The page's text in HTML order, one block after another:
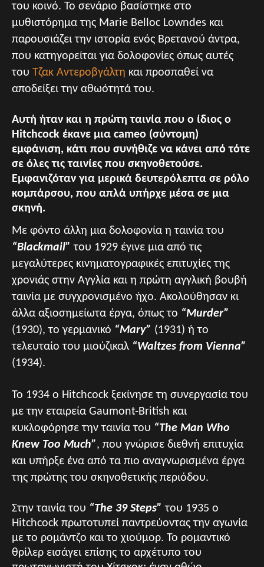
του κοινό. Το σενάριο βασίστηκε στο
μυθιστόρημα της Marie Belloc Lowndes και
παρουσιάζει την ιστορία ενός Βρετανού άντρα,
που κατηγορείται για δολοφονίες όπως αυτές
του Τζακ Αντεροβγάλτη και προσπαθεί να
αποδείξει την αθωότητά του.
Αυτή ήταν και η πρώτη ταινία που ο ίδιος ο
Hitchcock έκανε μια cameo (σύντομη)
εμφάνιση, κάτι που συνήθιζε να κάνει από τότε
σε όλες τις ταινίες που σκηνοθετούσε.
Εμφανιζόταν για μερικά δευτερόλεπτα σε ρόλο
κομπάρσου, που απλά υπήρχε μέσα σε μια
σκηνή.
Με φόντο άλλη μια δολοφονία η ταινία του
“Blackmail” του 1929 έγινε μια από τις
μεγαλύτερες κινηματογραφικές επιτυχίες της
χρονιάς στην Αγγλία και η πρώτη αγγλική βουβή
ταινία με συγχρονισμένο ήχο. Ακολούθησαν κι
άλλα αξιοσημείωτα έργα, όπως το “Murder”
(1930), το γερμανικό “Mary” (1931) ή το
τελευταίο του μιούζικαλ “Waltzes from Vienna”
(1934).
Το 1934 ο Hitchcock ξεκίνησε τη συνεργασία του
με την εταιρεία Gaumont-British και
κυκλοφόρησε την ταινία του “The Man Who
Knew Too Much”, που γνώρισε διεθνή επιτυχία
και υπήρξε ένα από τα πιο αναγνωρισμένα έργα
της πρώτης του σκηνοθετικής περιόδου.
Στην ταινία του “The 39 Steps” του 1935 ο
Hitchcock πρωτοτυπεί παντρεύοντας την αγωνία
με το ρομάντζο και το χιούμορ. Το ρομαντικό
θρίλερ εισάγει επίσης το αρχέτυπο του